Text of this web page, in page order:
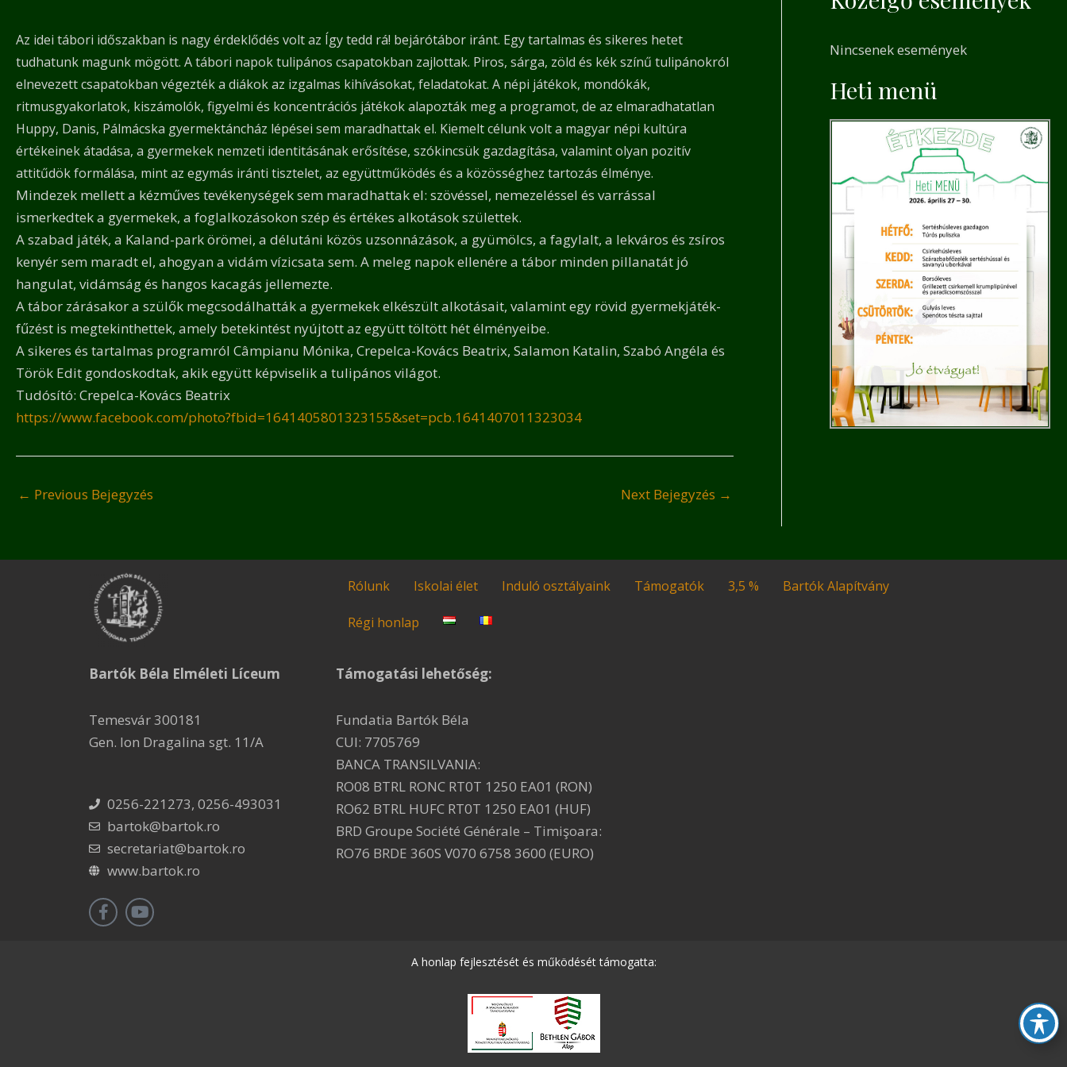
Az idei tábori időszakban is nagy érdeklődés volt az Így tedd rá! bejárótábor iránt. Egy tartalmas és sikeres hetet
tudhatunk magunk mögött. A tábori napok tulipános csapatokban zajlottak. Piros, sárga, zöld és kék színű tulipánokról
elnevezett csapatokban végezték a diákok az izgalmas kihívásokat, feladatokat. A népi játékok, mondókák,
ritmusgyakorlatok, kiszámolók, figyelmi és koncentrációs játékok alapozták meg a programot, de az elmaradhatatlan
Huppy, Danis, Pálmácska gyermektáncház lépései sem maradhattak el. Kiemelt célunk volt a magyar népi kultúra
értékeinek átadása, a gyermekek nemzeti identitásának erősítése, szókincsük gazdagítása, valamint olyan pozitív
attitűdök formálása, mint az egymás iránti tisztelet, az együttműködés és a közösséghez tartozás élménye.
Mindezek mellett a kézműves tevékenységek sem maradhattak el: szövéssel, nemezeléssel és varrással
ismerkedtek a gyermekek, a foglalkozásokon szép és értékes alkotások születtek.
A szabad játék, a Kaland-park örömei, a délutáni közös uzsonnázások, a gyümölcs, a fagylalt, a lekváros és zsíros
kenyér sem maradt el, ahogyan a vidám vízicsata sem. A meleg napok ellenére a tábor minden pillanatát jó
hangulat, vidámság és hangos kacagás jellemezte.
A tábor zárásakor a szülők megcsodálhatták a gyermekek elkészült alkotásait, valamint egy rövid gyermekjáték-
fűzést is megtekinthettek, amely betekintést nyújtott az együtt töltött hét élményeibe.
A sikeres és tartalmas programról Câmpianu Mónika, Crepelca-Kovács Beatrix, Salamon Katalin, Szabó Angéla és
Török Edit gondoskodtak, akik együtt képviselik a tulipános világot.
Tudósító: Crepelca-Kovács Beatrix
https://www.facebook.com/photo?fbid=1641405801323155&set=pcb.1641407011323034
← Previous Bejegyzés Next Bejegyzés →
c
h
Nincsenek események
Heti menü
Bartók Béla Elméleti Líceum
Temesvár 300181
Gen. Ion Dragalina sgt. 11/A
0256-221273, 0256-493031
bartok@bartok.ro
secretariat@bartok.ro
www.bartok.ro
Rólunk Iskolai élet Induló osztályaink Támogatók 3,5 % Bartók Alapítvány
Régi honlap
Támogatási lehetőség:
Fundatia Bartók Béla
CUI: 7705769
BANCA TRANSILVANIA:
RO08 BTRL RONC RT0T 1250 EA01 (RON)
RO62 BTRL HUFC RT0T 1250 EA01 (HUF)
BRD Groupe Société Générale – Timişoara:
RO76 BRDE 360S V070 6758 3600 (EURO)
A honlap fejlesztését és működését támogatta: